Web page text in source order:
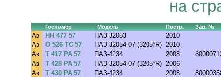
на
Госномер Модель Постр. Зав. №
Ав НН 477 57 ПАЗ-32053
2010
Ав
О 526 ТС 57 ПАЗ-32054-07 (3205*R)
2010
Ав
Т 417 РА 57 ПАЗ-4234 2008
Ав
Т 428 РА 57 ПАЗ-32054-07 (3205*R)
2006
Ав
Т 430 РА 57 ПАЗ-4234 2008